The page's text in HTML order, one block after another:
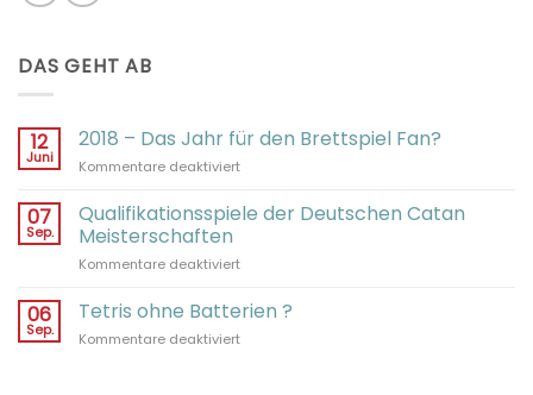
DAS GEHT AB
12
Juni
2018 – Das Jahr für den Brettspiel Fan?
Kommentare deaktiviertfür
–
Das
für
Brettspiel
07
Sep.
Qualifikationsspiele der Deutschen Catan
Meisterschaften
Kommentare deaktiviertfür
der
Deutschen
Catan
06
Sep.
Tetris ohne Batterien ?
Kommentare deaktiviertfür